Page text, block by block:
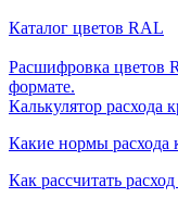
Каталог цветов RAL
Расшифровка цветов
формате.
Калькулятор расхода
Какие нормы расхода
Как рассчитать